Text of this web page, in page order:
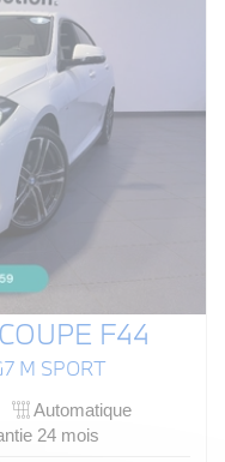
F44
M SPORT
Automatique
24 mois